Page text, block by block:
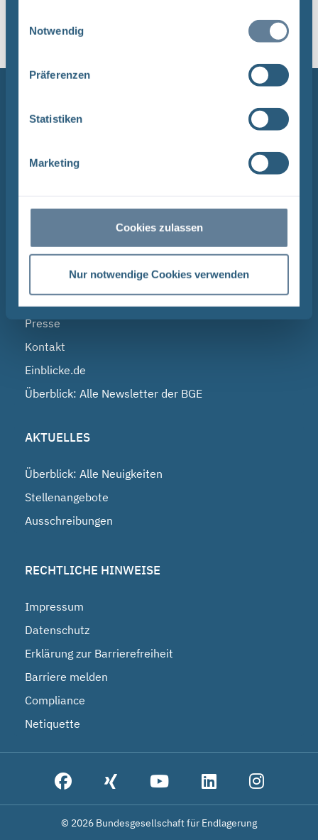
Notwendig
Präferenzen
Statistiken
Marketing
Cookies zulassen
Nur notwendige Cookies verwenden
BGE
Infostellen
Presse
Kontakt
Einblicke.de
Überblick: Alle Newsletter der BGE
AKTUELLES
Überblick: Alle Neuigkeiten
Stellenangebote
Ausschreibungen
RECHTLICHE HINWEISE
Impressum
Datenschutz
Erklärung zur Barrierefreiheit
Barriere melden
Compliance
Netiquette
© 2026 Bundesgesellschaft für Endlagerung